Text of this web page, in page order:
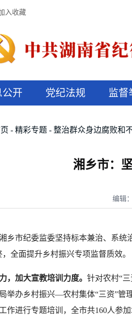
入收藏
公开 党纪法规 监督
精彩专题 整治群众身边腐败和
湘乡市：
编辑
市纪委监委坚持标本兼治、系统
全面提升乡村振兴专项监督质效。
，加大宣教培训力度。 针对农村“
举办乡村振兴—农村集体“三资”管
作进行专题培训，全市共160人参